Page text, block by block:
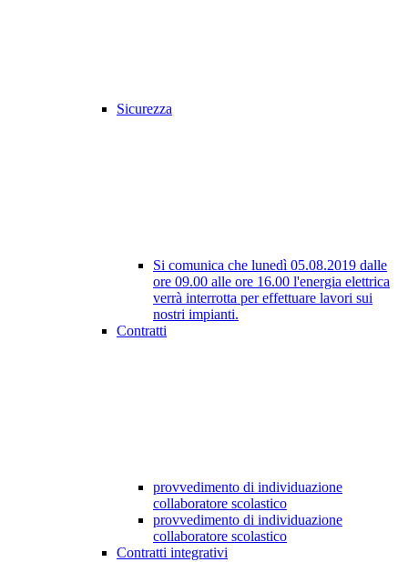
Sicurezza
Si comunica che lunedì 05.08.2019 dalle
ore 09.00 alle ore 16.00 l'energia elettrica
verrà interrotta per effettuare lavori sui
nostri impianti.
Contratti
provvedimento di individuazione
collaboratore scolastico
provvedimento di individuazione
collaboratore scolastico
Contratti integrativi